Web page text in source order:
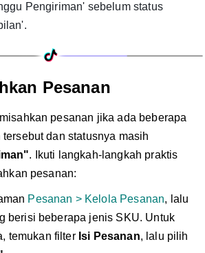
Pengiriman' sebelum status
Pesanan
pesanan jika ada beberapa
dan statusnya masih
. Ikuti langkah-langkah praktis
pesanan:
Pesanan > Kelola Pesanan, lalu
berisi beberapa jenis SKU. Untuk
temukan filter Isi Pesanan, lalu pilih